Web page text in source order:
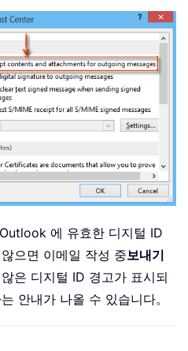
에 유효한 디지털 ID
으면 이메일 작성 중보내기
은 디지털 ID 경고가 표시되
안내가 나올 수 있습니다。